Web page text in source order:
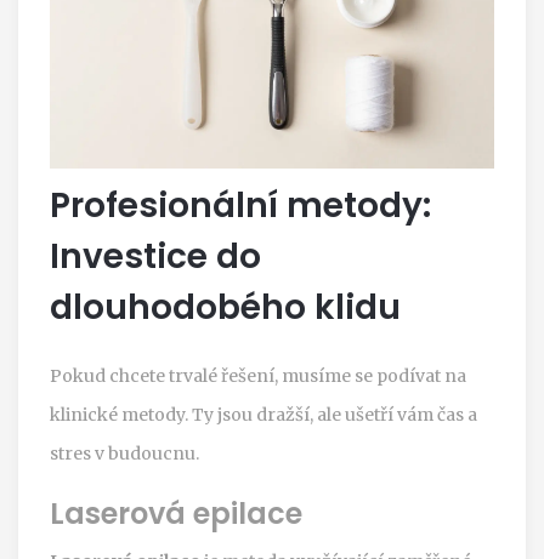
Profesionální metody:
Investice do
dlouhodobého klidu
Pokud chcete trvalé řešení, musíme se podívat na
klinické metody. Ty jsou dražší, ale ušetří vám čas a
stres v budoucnu.
Laserová epilace